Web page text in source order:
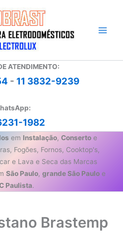
ATENDIMENTO:
- 11 3832-9239
1982
em Instalação, Consertoe
Fogões, Fornos, Cooktop's,
e Lava e Seca das Marcas
São Paulo, grande São Pauloe
Paulista.
Brastemp